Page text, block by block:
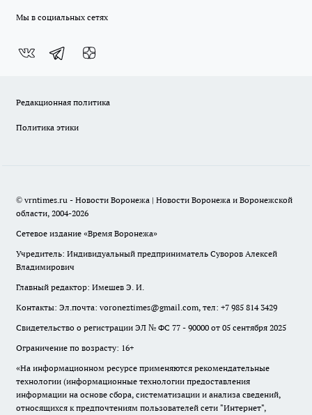
Мы в социальных сетях
Редакционная политика
Политика этики
© vrntimes.ru - Новости Воронежа | Новости Воронежа и Воронежской
области, 2004-2026
Сетевое издание «Время Воронежа»
Учредитель: Индивидуальный предприниматель Суворов Алексей
Владимирович
Главный редактор: Имешев Э. И.
Контакты: Эл.почта: voroneztimes@gmail.com, тел: +7 985 814 3429
Свидетельство о регистрации ЭЛ № ФС 77 - 90000 от 05 сентября 2025
Ограничение по возрасту: 16+
«На информационном ресурсе применяются рекомендательные
технологии (информационные технологии предоставления
информации на основе сбора, систематизации и анализа сведений,
относящихся к предпочтениям пользователей сети "Интернет",